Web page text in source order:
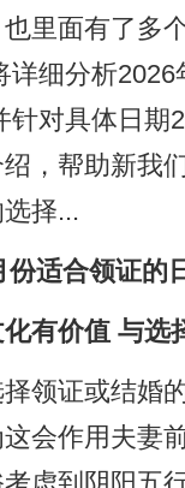
里面有了多
详细分析2026
针对具体日期
，帮助新我
择...
份适合领证的
有价值 与选
领证或结婚
会作用夫妻